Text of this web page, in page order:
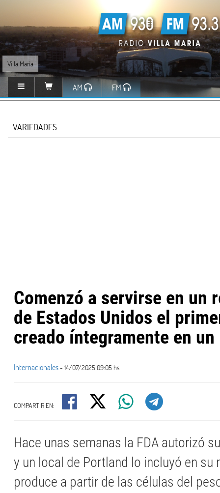
Villa María
AM FM
VARIEDADES
Comenzó a servirse en un
de Estados Unidos el
creado íntegramente en
Internacionales- 14/07/2025 09:05 hs
COMPARTIR EN:
Hace unas semanas la FDA autorizó
y un local de Portland lo incluyó en su
produce a partir de las células del